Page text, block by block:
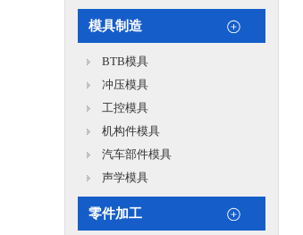
模具制造
BTB模具
冲压模具
工控模具
机构件模具
汽车部件模具
声学模具
零件加工